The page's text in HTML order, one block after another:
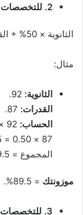
2. للتخصصات النظرية (بعض الجامعات)
الثانوية × 50% + القدرات × 50%.
مثال:
الثانوية:
القدرات:
الحساب: 92 × 0.50 = 46.
87 × 0.50 = 43.5.
المجموع = 89.5.
موزونتك = 89.5%.
3. للتخصصات الإدارية أو المشتركة (بعض الجامعات):